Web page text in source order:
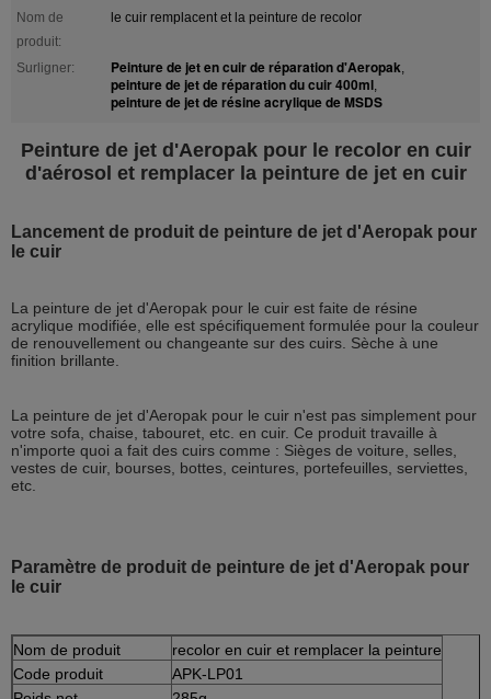
Nom de
produit:
le cuir remplacent et la peinture de recolor
Surligner: Peinture de jet en cuir de réparation d'Aeropak,
peinture de jet de réparation du cuir 400ml,
peinture de jet de résine acrylique de MSDS
Peinture de jet d'Aeropak pour le recolor en cuir
d'aérosol et remplacer la peinture de jet en cuir
Lancement de produit de peinture de jet d'Aeropak pour
le cuir
La peinture de jet d'Aeropak pour le cuir est faite de résine
acrylique modifiée, elle est spécifiquement formulée pour la couleur
de renouvellement ou changeante sur des cuirs. Sèche à une
finition brillante.
La peinture de jet d'Aeropak pour le cuir n'est pas simplement pour
votre sofa, chaise, tabouret, etc. en cuir. Ce produit travaille à
n'importe quoi a fait des cuirs comme : Sièges de voiture, selles,
vestes de cuir, bourses, bottes, ceintures, portefeuilles, serviettes,
etc.
Paramètre de produit de peinture de jet d'Aeropak pour
le cuir
Nom de produit
recolor en cuir et remplacer la peinture
Code produit
APK-LP01